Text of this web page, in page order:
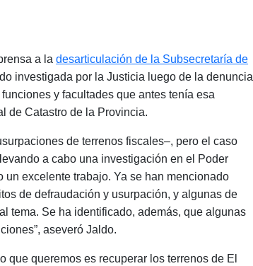
a la desarticulación de la Subsecretaría de
investigada por la Justicia luego de la denuncia
y facultades que antes tenía esa
de Catastro de la Provincia.
de terrenos fiscales–, pero el caso
a cabo una investigación en el Poder
excelente trabajo. Ya se han mencionado
de defraudación y usurpación, y algunas de
tema. Se ha identificado, además, que algunas
aseveró Jaldo.
que queremos es recuperar los terrenos de El